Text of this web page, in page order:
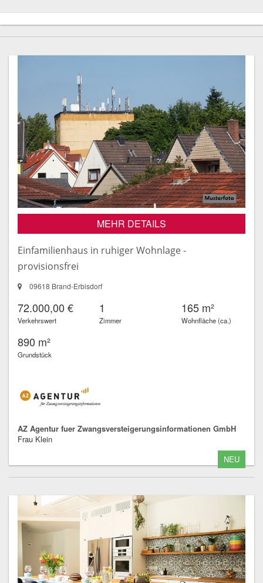
MEHR DETAILS
Einfamilienhaus in ruhiger Wohnlage -
provisionsfrei
09618 Brand-Erbisdorf
72.000,00 €
Verkehrswert
1
Zimmer
165 m²
Wohnfläche (ca.)
890 m²
Grundstück
AZ Agentur fuer Zwangsversteigerungsinformationen GmbH
Frau Klein
NEU